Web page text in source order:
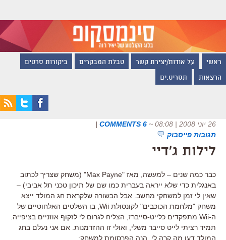
ראשי על אודות/יצירת קשר טבלת המבקרים ביקורות סרטים
הרצאות תסריט.ים
26 יוני 2008 | 08:08 ~
6 COMMENTS
|
תגובות פייסבוק
לילות ג'דיי
כבר כמה שנים – למעשה, מאז "Max Payne" (משחק שצריך לכתוב
באנגלית כדי שלא ייראה בעברית כמו שם של תיכון טכני תל אביבי) –
שאין לי זמן למשחקי מחשב. אבל הבשורה שלקראת חג המולד ייצא
משחק "מלחמת הכוכבים" לקונסולת Wii, בו השלטים האלחוטיים של
ה-Wii מתפקדים כלייט-סייברז, הצליח לגרום לי לזקוף אוזניים בציפייה.
תמיד רציתי לייט סייבר משלי, ואולי זו ההזדמנות. אם אני נעלם בחג
המולד דעו מה קרה לי. הנה הפרסומת למשחק: